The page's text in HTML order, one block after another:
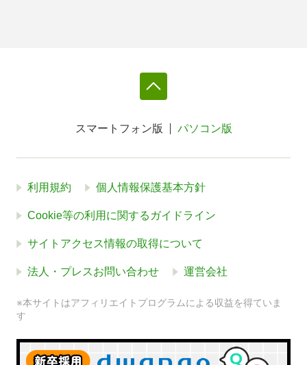
スマートフォン版 パソコン版
利用規約 個人情報保護基本方針
Cookie等の利用に関するガイドライン
サイトアクセス情報の取得について
法人・プレスお問い合わせ 運営会社
※本サイトはアフィリエイトプログラムによる収益を得ていま
す